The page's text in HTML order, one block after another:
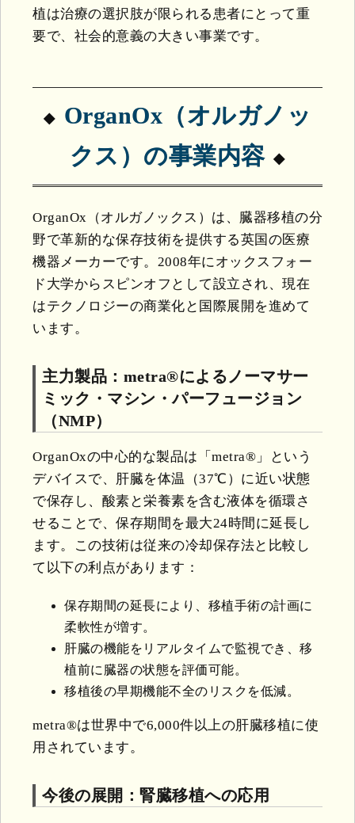
植は治療の選択肢が限られる患者にとって重
要で、社会的意義の大きい事業です。
OrganOx（オルガノッ
クス）の事業内容
OrganOx（オルガノックス）は、臓器移植の分
野で革新的な保存技術を提供する英国の医療
機器メーカーです。2008年にオックスフォー
ド大学からスピンオフとして設立され、現在
はテクノロジーの商業化と国際展開を進めて
います。
主力製品：metra®によるノーマサー
ミック・マシン・パーフュージョン
（NMP）
OrganOxの中心的な製品は「metra®」という
デバイスで、肝臓を体温（37℃）に近い状態
で保存し、酸素と栄養素を含む液体を循環さ
せることで、保存期間を最大24時間に延長し
ます。この技術は従来の冷却保存法と比較し
て以下の利点があります：
保存期間の延長により、移植手術の計画に
柔軟性が増す。
肝臓の機能をリアルタイムで監視でき、移
植前に臓器の状態を評価可能。
移植後の早期機能不全のリスクを低減。
metra®は世界中で6,000件以上の肝臓移植に使
用されています。
今後の展開：腎臓移植への応用